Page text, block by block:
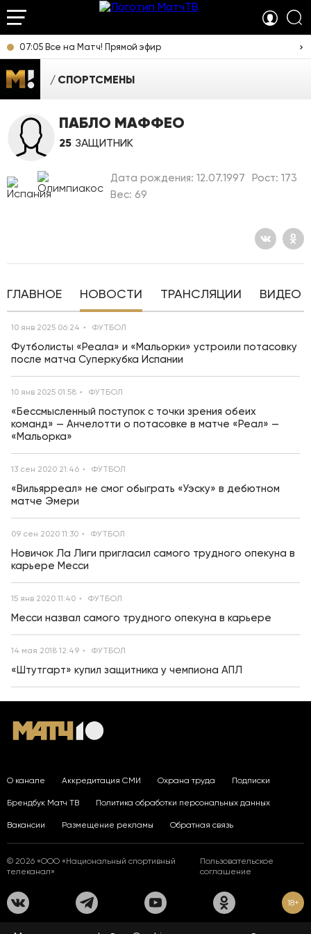
07:05 Все на Матч! Прямой эфир
СПОРТСМЕНЫ
ПАБЛО МАФФЕО
25 ЗАЩИТНИК
Дата рождения: 12.07.1997
Рост: 173
Вес: 69
ГЛАВНОЕ НОВОСТИ ТРАНСЛЯЦИИ ВИДЕО
10 янв 2025 06:24 ФУТБОЛ
Футболисты «Реала» и «Мальорки» устроили потасовку
после матча Суперкубка Испании
10 янв 2025 01:58 ФУТБОЛ
«Бессмысленный поступок с точки зрения обеих
команд» — Анчелотти о потасовке в матче «Реал» —
«Мальорка»
13 сен 2020 21:46 ФУТБОЛ
«Вильярреал» не смог обыграть «Уэску» в дебютном
матче Эмери
09 сен 2020 11:30 ФУТБОЛ
Новичок Ла Лиги пригласил самого трудного опекуна в
карьере Месси
15 янв 2020 11:40 ФУТБОЛ
Месси назвал самого трудного опекуна в карьере
14 мая 2018 12:49 ФУТБОЛ
«Штутгарт» купил защитника у чемпиона АПЛ
О канале Аккредитация СМИ Охрана труда Подписки
Брендбук Матч ТВ Политика обработки персональных данных
Вакансии Размещение рекламы Обратная связь
© 2026 «ООО «Национальный спортивный
телеканал»
Пользовательское
соглашение
18+